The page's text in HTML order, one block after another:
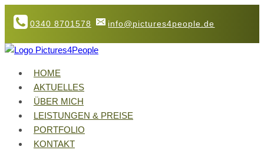
Inhalt 0340 8701578 info@pictures4people.de
HOME
AKTUELLES
ÜBER MICH
LEISTUNGEN & PREISE
PORTFOLIO
KONTAKT